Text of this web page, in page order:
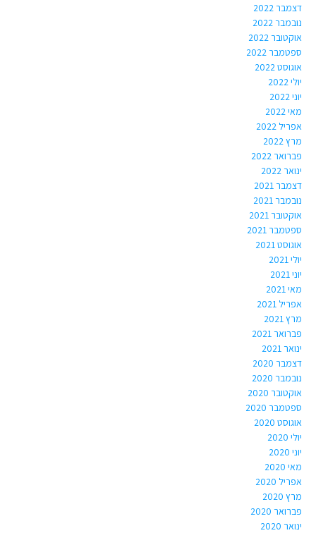
דצמבר 2022
נובמבר 2022
אוקטובר 2022
ספטמבר 2022
אוגוסט 2022
יולי 2022
יוני 2022
מאי 2022
אפריל 2022
מרץ 2022
פברואר 2022
ינואר 2022
דצמבר 2021
נובמבר 2021
אוקטובר 2021
ספטמבר 2021
אוגוסט 2021
יולי 2021
יוני 2021
מאי 2021
אפריל 2021
מרץ 2021
פברואר 2021
ינואר 2021
דצמבר 2020
נובמבר 2020
אוקטובר 2020
ספטמבר 2020
אוגוסט 2020
יולי 2020
יוני 2020
מאי 2020
אפריל 2020
מרץ 2020
פברואר 2020
ינואר 2020